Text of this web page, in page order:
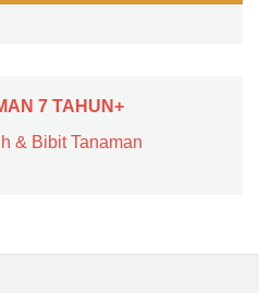
7 TAHUN+
& Bibit Tanaman